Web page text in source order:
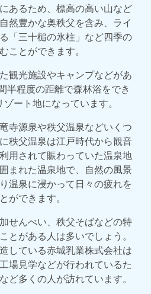
あるため、標高の高い山など
然豊かな奥秩父を含み、ライ
「三十槌の氷柱」など四季の
ことができます。
観光施設やキャンプなどがあ
半程度の距離で森林浴をでき
ート地になっています。
寺源泉や秩父温泉などいくつ
秩父温泉は江戸時代から観音
用されて賑わっていた温泉地
まれた温泉地で、自然の風景
温泉に浸かって日々の疲れを
ができます。
せんべい、秩父そばなどの特
とがある人は多いでしょう。
している赤城乳業株式会社は
場見学などが行われているた
ど多くの人が訪れています。